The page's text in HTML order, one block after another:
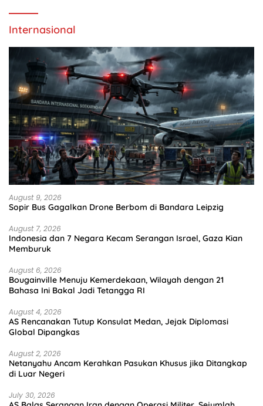
Internasional
August 9, 2026
Sopir Bus Gagalkan Drone Berbom di Bandara Leipzig
August 7, 2026
Indonesia dan 7 Negara Kecam Serangan Israel, Gaza Kian
Memburuk
August 6, 2026
Bougainville Menuju Kemerdekaan, Wilayah dengan 21
Bahasa Ini Bakal Jadi Tetangga RI
August 4, 2026
AS Rencanakan Tutup Konsulat Medan, Jejak Diplomasi
Global Dipangkas
August 2, 2026
Netanyahu Ancam Kerahkan Pasukan Khusus jika Ditangkap
di Luar Negeri
July 30, 2026